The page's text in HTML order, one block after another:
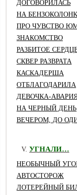
ДОГОВОРИЛАСЬ
НА
ПРО ЧУВСТВО
ЗНАКОМСТВО
РАЗБИТОЕ
СКВЕР РАЗВРАТА
КАСКАДЕРША
ОТБЛАГОДАРИЛА
ДЕВОЧКА-
НА ЧЕРНЫЙ ДЕНЬ
ВЕЧЕРОМ, ДО
УГНАЛИ…
НЕОБЫЧНЫЙ
АВТОСТОРОЖ
ЛОТЕРЕЙНЫЙ